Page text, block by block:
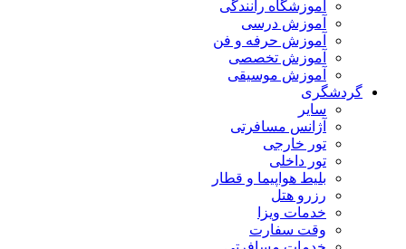
آموزشگاه رانندگی
آموزش درسی
آموزش حرفه و فن
آموزش تخصصی
آموزش موسیقی
گردشگری
سایر
آژانس مسافرتی
تور خارجی
تور داخلی
بلیط هواپیما و قطار
رزرو هتل
خدمات ویزا
وقت سفارت